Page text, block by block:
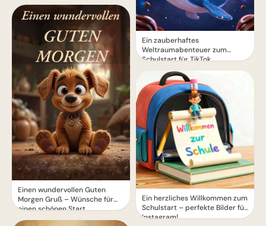
Einen wundervollen Guten
Morgen Gruß – Wünsche für
einen schönen Start
Ein zauberhaftes
Weltraumabenteuer zum
Schulstart für TikTok
Ein herzliches Willkommen zum
Schulstart – perfekte Bilder für
Instagram!